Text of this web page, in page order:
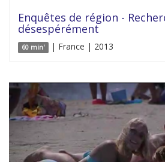
Enquêtes de région -
désespérément
60 min' | France | 2013